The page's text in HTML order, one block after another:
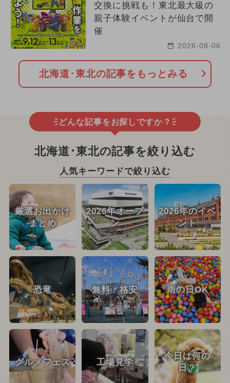
交換に挑戦も！東北最大級の
親子体験イベントが仙台で開
催
2026-08-06
北海道･東北の記事をもっとみる
どんな記事をお探しですか？
北海道･東北の記事を絞り込む
人気キーワードで絞り込む
厳選お出かけ
まとめ
2026年オープ
ン
2026年のイベ
ント
恐竜 無料・格安 雨の日OK
グルメフェス 工場見学
今日は何の
日？